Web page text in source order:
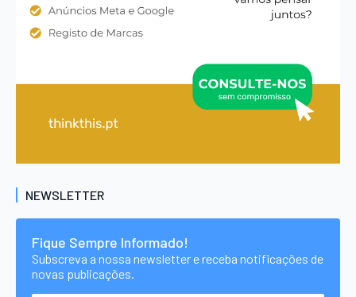
NEWSLETTER
Fique Sempre Informado!
Subscreva a nossa newsletter e receba notificações de
novas publicações.